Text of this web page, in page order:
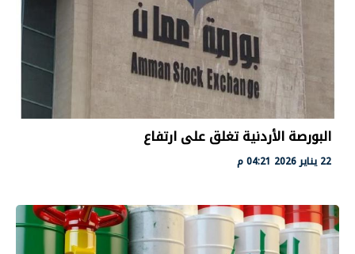
البورصة الأردنية تغلق على ارتفاع
22 يناير 2026 04:21 م